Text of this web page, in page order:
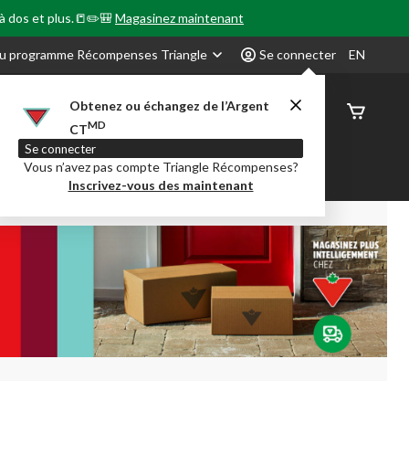
dos et plus.📒✏️🎒Magasinez maintenant
programme Récompenses Triangle Se connecter
Obtenez ou échangez de l’Argent
CTMD
Se connecter
Vous n’avez pas compte Triangle Récompenses?
Inscrivez-vous des maintenant
EN
État de
en Classe Party City Centre-auto